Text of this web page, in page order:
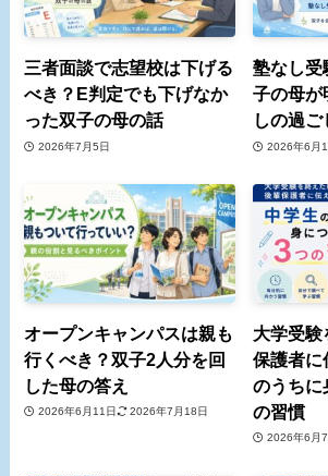
三者面談で志望校は下げる
べき？E判定でも下げなか
った双子の母の話
2026年7月5日
塾なし受
子の母が
しの過ご
2026年6月
オープンキャンパスは親も
行くべき？双子2人分を回
した母の答え
2026年6月11日 2026年7月18日
大学受験
保護者に
のうちに
の習慣
2026年6月7